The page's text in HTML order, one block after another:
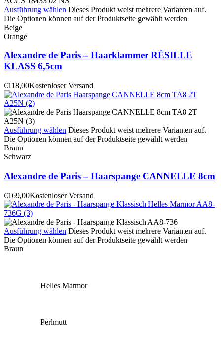
Ausführung wählen Dieses Produkt weist mehrere Varianten auf.
Die Optionen können auf der Produktseite gewählt werden
Beige
Orange
Alexandre de Paris – Haarklammer RÉSILLE
KLASS 6,5cm
€118,00Kostenloser Versand
Ausführung wählen Dieses Produkt weist mehrere Varianten auf.
Die Optionen können auf der Produktseite gewählt werden
Braun
Schwarz
Alexandre de Paris – Haarspange CANNELLE 8cm
€169,00Kostenloser Versand
Ausführung wählen Dieses Produkt weist mehrere Varianten auf.
Die Optionen können auf der Produktseite gewählt werden
Braun
Helles Marmor
Perlmutt